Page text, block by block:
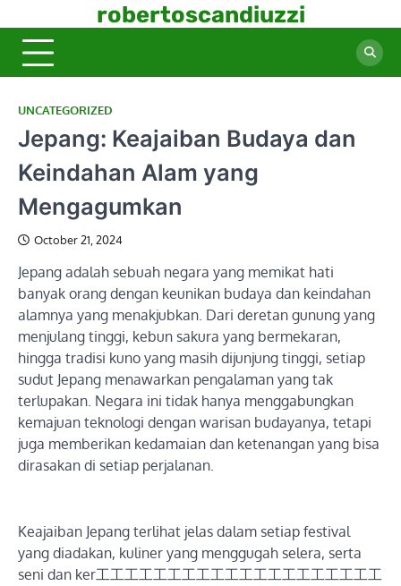
to
content
robertoscandiuzzi
UNCATEGORIZED
Jepang: Keajaiban Budaya dan
Keindahan Alam yang
Mengagumkan
October 21, 2024
Jepang adalah sebuah negara yang memikat hati
banyak orang dengan keunikan budaya dan keindahan
alamnya yang menakjubkan. Dari deretan gunung yang
menjulang tinggi, kebun sakura yang bermekaran,
hingga tradisi kuno yang masih dijunjung tinggi, setiap
sudut Jepang menawarkan pengalaman yang tak
terlupakan. Negara ini tidak hanya menggabungkan
kemajuan teknologi dengan warisan budayanya, tetapi
juga memberikan kedamaian dan ketenangan yang bisa
dirasakan di setiap perjalanan.
Keajaiban Jepang terlihat jelas dalam setiap festival
yang diadakan, kuliner yang menggugah selera, serta
seni dan ker工工工工工工工工工工工工工工工工工工工工